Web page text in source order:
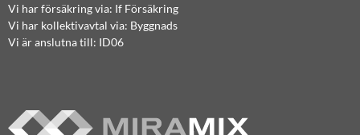
Vi har försäkring via: If Försäkring
Vi har kollektivavtal via: Byggnads
Vi är anslutna till: ID06